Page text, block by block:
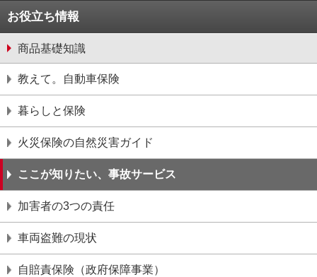
お役立ち情報
商品基礎知識
教えて。自動車保険
暮らしと保険
火災保険の自然災害ガイド
ここが知りたい、事故サービス
加害者の3つの責任
車両盗難の現状
自賠責保険（政府保障事業）